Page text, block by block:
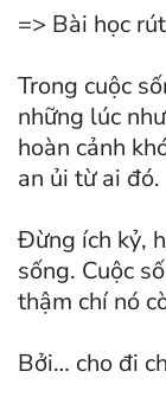
=> Bài học
Trong cuộc
những lúc
hoàn cảnh
an ủi từ ai đó.
Đừng ích kỷ,
sống. Cuộc
thậm chí nó
Bởi… cho đi